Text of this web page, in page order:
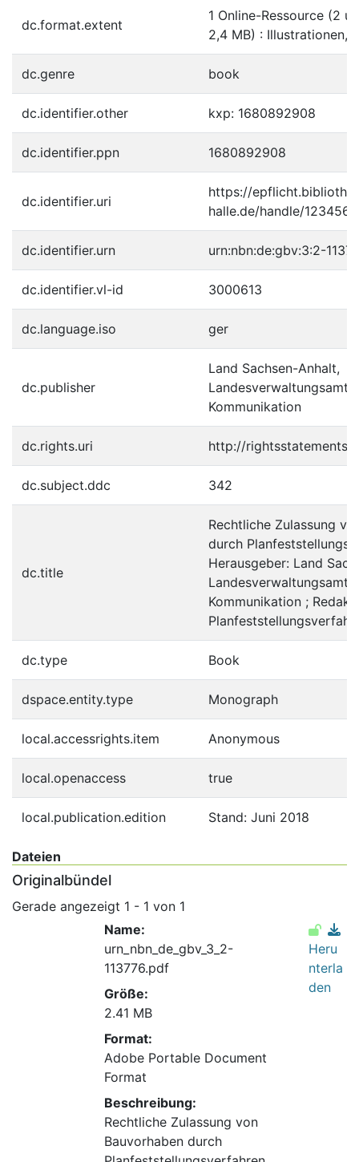
dc.format.extent
1 Online-Ressource (2
2,4 MB) : Illustrationen,
dc.genre book
dc.identifier.other kxp: 1680892908
dc.identifier.ppn 1680892908
dc.identifier.uri
https://
halle.de/handle/
dc.identifier.urn urn:nbn:de:gbv:3:2-
dc.identifier.vl-id 3000613
dc.language.iso ger
dc.publisher
Land Sachsen-Anhalt,
Landesverwaltungsamt,
Kommunikation
dc.rights.uri http://
dc.subject.ddc 342
dc.title
Rechtliche Zulassung
durch
Herausgeber: Land
Landesverwaltungsamt,
Kommunikation ;
dc.type Book
dspace.entity.type Monograph
local.accessrights.item Anonymous
local.openaccess true
local.publication.edition Stand: Juni 2018
Dateien
Originalbündel
Gerade angezeigt 1 - 1 von 1
Name:
urn_nbn_de_gbv_3_2-
113776.pdf
Größe:
2.41 MB
Format:
Adobe Portable Document
Format
Beschreibung:
Rechtliche Zulassung von
Bauvorhaben durch
Heru
nterla
den